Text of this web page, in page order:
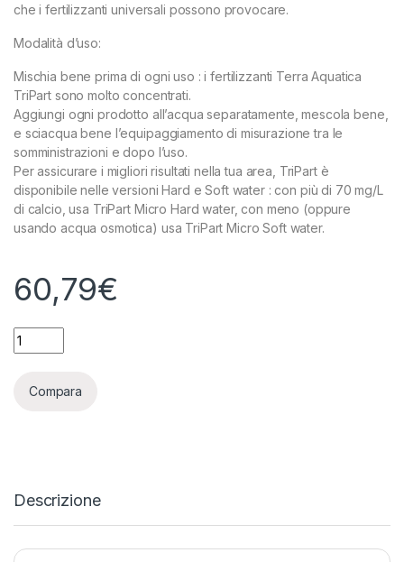
che i fertilizzanti universali possono provocare.
Modalità d’uso:
Mischia bene prima di ogni uso : i fertilizzanti Terra Aquatica
TriPart sono molto concentrati.
Aggiungi ogni prodotto all’acqua separatamente, mescola bene,
e sciacqua bene l’equipaggiamento di misurazione tra le
somministrazioni e dopo l’uso.
Per assicurare i migliori risultati nella tua area, TriPart è
disponibile nelle versioni Hard e Soft water : con più di 70 mg/L
di calcio, usa TriPart Micro Hard water, con meno (oppure
usando acqua osmotica) usa TriPart Micro Soft water.
60,79€
TERRA AQUATICA (GHE) - TRIPART MICRO HARD WATER -
Compara
Descrizione